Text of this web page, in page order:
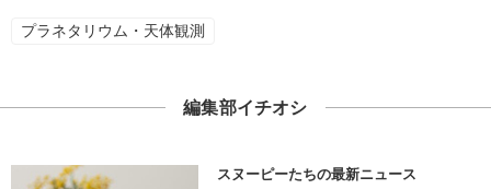
プラネタリウム・天体観測
編集部イチオシ
スヌーピーたちの最新ニュース